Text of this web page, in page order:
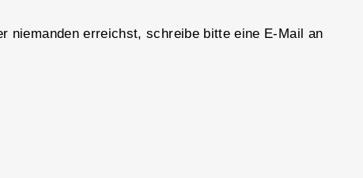
niemanden erreichst, schreibe bitte eine E-Mail an